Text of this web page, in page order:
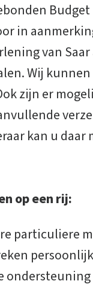
Budget
in
van Saar
Wij
zijn er
kan u daar
op een rij:
particuliere
ondersteuning